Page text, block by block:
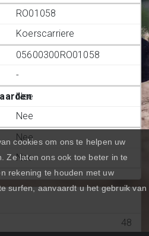
RO01058
Koerscarriere
05600300RO01058
-
Nee
Nee
Nee
Nee
48
cookies om ons te helpen uw
Ze laten ons ook toe beter in te
rekening te houden met uw
surfen, aanvaardt u het gebruik van